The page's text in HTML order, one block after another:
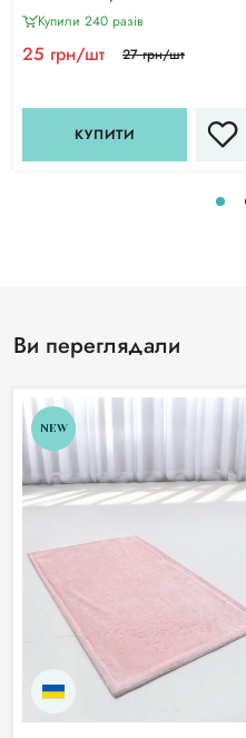
Купили 240 разiв
25 грн/шт 27 грн/шт
КУПИТИ
Ви переглядали
NEW